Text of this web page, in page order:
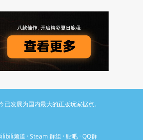
发展为国内最大的正版玩家据点。
频道 ·Steam 群组 · 贴吧 ·QQ群